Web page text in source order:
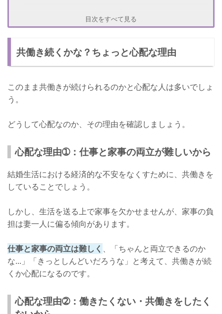
特徴その➀：夫婦で家事と育児をしている
特徴その➁：しっかりコミュニケーションが取れている
限界が来たら我慢する必要はない！
目次をすべて見る
共働き続くかな？ちょっと心配な理由
このまま共働きが続けられるのかと心配な人は多いでしょ
う。
どうして心配なのか、その理由を確認しましょう。
心配な理由➀：仕事と家事の両立が難しいから
結婚生活における経済的な不安をなくすために、共働きを
していることでしょう。
しかし、生活を送る上で家事を欠かせませんが、家事の負
担は妻一人に偏る傾向があります。
仕事と家事の両立は難しく 、「ちゃんと両立できるのか
な...」「きっとしんどいだろうな」と考えて、共働きが続
くか心配になるのです。
心配な理由➁：働きたくない・共働きをしたく